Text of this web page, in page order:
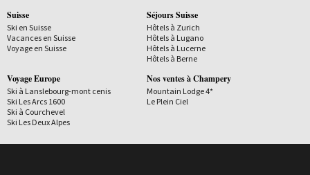
Suisse
Ski en Suisse
Vacances en Suisse
Voyage en Suisse
Séjours Suisse
Hôtels à Zurich
Hôtels à Lugano
Hôtels à Lucerne
Hôtels à Berne
Voyage Europe
Ski à Lanslebourg-mont cenis
Ski Les Arcs 1600
Ski à Courchevel
Ski Les Deux Alpes
Nos ventes à Champery
Mountain Lodge 4*
Le Plein Ciel